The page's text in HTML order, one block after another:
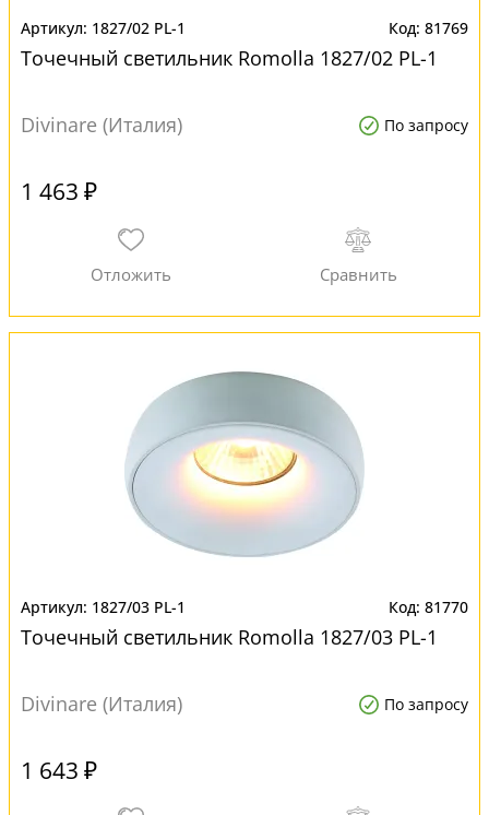
1827/02 PL-1 81769
Точечный светильник Romolla 1827/02 PL-1
Divinare (Италия) По запросу
1 463 ₽
1827/03 PL-1 81770
Точечный светильник Romolla 1827/03 PL-1
Divinare (Италия) По запросу
1 643 ₽